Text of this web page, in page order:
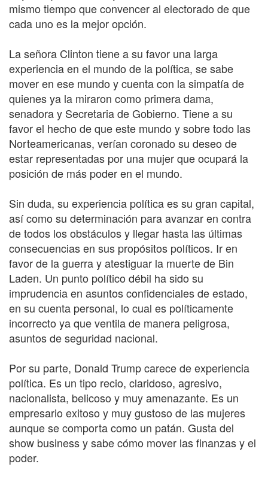
mismo tiempo que convencer al electorado de que
cada uno es la mejor opción.
La señora Clinton tiene a su favor una larga
experiencia en el mundo de la política, se sabe
mover en ese mundo y cuenta con la simpatía de
quienes ya la miraron como primera dama,
senadora y Secretaria de Gobierno. Tiene a su
favor el hecho de que este mundo y sobre todo las
Norteamericanas, verían coronado su deseo de
estar representadas por una mujer que ocupará la
posición de más poder en el mundo.
Sin duda, su experiencia política es su gran capital,
así como su determinación para avanzar en contra
de todos los obstáculos y llegar hasta las últimas
consecuencias en sus propósitos políticos. Ir en
favor de la guerra y atestiguar la muerte de Bin
Laden. Un punto político débil ha sido su
imprudencia en asuntos confidenciales de estado,
en su cuenta personal, lo cual es políticamente
incorrecto ya que ventila de manera peligrosa,
asuntos de seguridad nacional.
Por su parte, Donald Trump carece de experiencia
política. Es un tipo recio, claridoso, agresivo,
nacionalista, belicoso y muy amenazante. Es un
empresario exitoso y muy gustoso de las mujeres
aunque se comporta como un patán. Gusta del
show business y sabe cómo mover las finanzas y el
poder.